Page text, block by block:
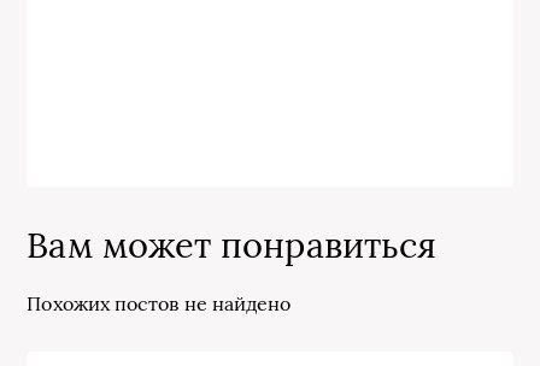
Вам может понравиться
Похожих постов не найдено